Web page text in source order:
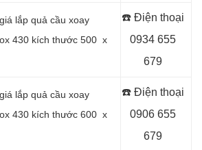
lắp quả cầu xoay
430 kích thước 500 x
☎️ Điện thoại
0934 655
679
lắp quả cầu xoay
430 kích thước 600 x
☎️ Điện thoại
0906 655
679